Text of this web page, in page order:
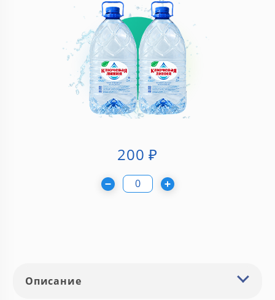
200 ₽
Описание